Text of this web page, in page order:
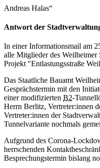
Andreas Halas“
Antwort der
In einer Informationsmail am
alle Mitglieder des Weilheimer
Projekt "Entlastungsstraße
Das Staatliche Bauamt
Gesprächstermin mit den
einer modifizierten B2-
Herrn Berlitz, Vertreter:innen
Vertreter:innen der
Tunnelvariante nochmals
Aufgrund des Corona-
herrschenden
Besprechungstermin bislang